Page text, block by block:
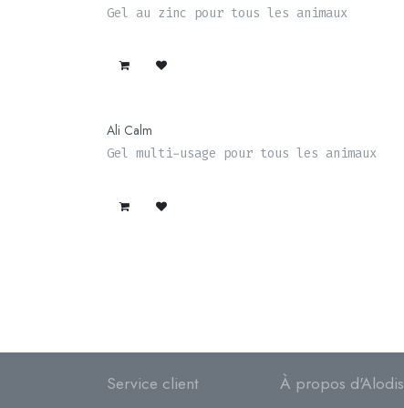
Gel au zinc pour tous les animaux
Épuisé
Ali Calm
Gel multi-usage pour tous les animaux
Service client À propos d'Alodis